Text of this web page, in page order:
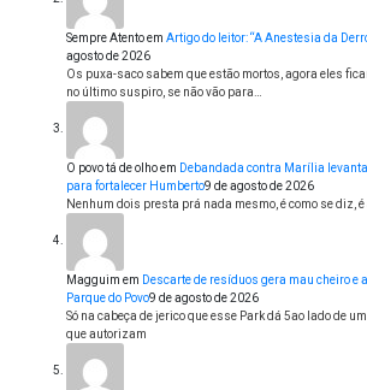
Sempre Atentoem Artigo do leitor: “A Anestesia da
agosto de 2026
Os puxa-saco sabem que estão mortos, agora eles
no último suspiro, se não vão para…
O povo tá de olhoem Debandada contra Marília
para fortalecer Humberto9 de agosto de 2026
Nenhum dois presta prá nada mesmo, é como se diz,
Magguim em Descarte de resíduos gera mau cheiro e
Parque do Povo9 de agosto de 2026
Só na cabeça de jerico que esse Park dá 5ao lado de
que autorizam